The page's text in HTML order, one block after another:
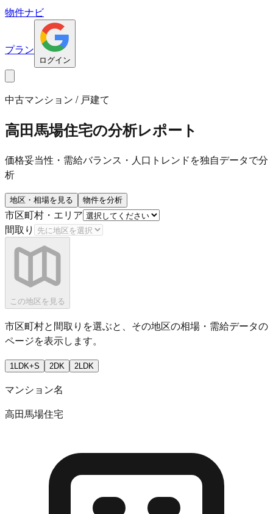
物件ナビ
プラン
ログイン
中古マンション / 戸建て
高田馬場住宅の分析レポート
価格妥当性・需給バランス・人口トレンドを独自データで分
析
地区・相場を見る 物件を分析
市区町村・エリア
間取り
この地区を見る
市区町村と間取りを選ぶと、その地区の相場・需給データの
ページを表示します。
1LDK+S 2DK 2LDK
マンション名
高田馬場住宅